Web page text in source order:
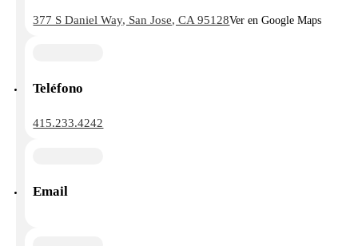
377 S Daniel Way, San Jose, CA 95128Ver en Google Maps
Teléfono
415.233.4242
Email